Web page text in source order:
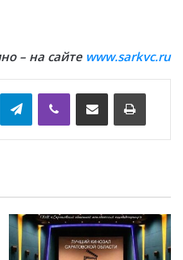
– на сайте www.sarkvc.ru
WhatsApp Telegram